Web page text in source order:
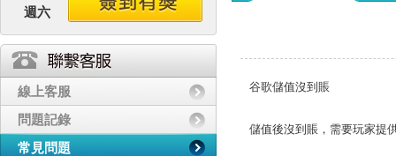
週六
線上客服
問題記錄
常見問題
谷歌儲值沒到賬
儲值後沒到賬，需要玩家提